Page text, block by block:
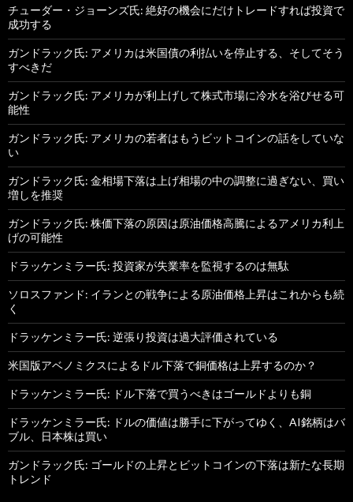
チューダー・ジョーンズ氏: 絶好の機会にだけトレードすれば投資で
成功する
ガンドラック氏: アメリカは米国債の利払いを停止する、そしてそう
すべきだ
ガンドラック氏: アメリカが利上げして株式市場に冷水を浴びせる可
能性
ガンドラック氏: アメリカの若者はもうビットコインの話をしていな
い
ガンドラック氏: 金相場下落は上げ相場の中の調整に過ぎない、買い
増しを推奨
ガンドラック氏: 株価下落の原因は原油価格高騰によるアメリカ利上
げの可能性
ドラッケンミラー氏: 投資家が失業率を監視するのは無駄
ソロスファンド: イランとの戦争による原油価格上昇はこれからも続
く
ドラッケンミラー氏: 逆張り投資は過大評価されている
米国版アベノミクスによるドル下落で銅価格は上昇するのか？
ドラッケンミラー氏: ドル下落で買うべきはゴールドよりも銅
ドラッケンミラー氏: ドルの価値は勝手に下がってゆく、AI銘柄はバ
ブル、日本株は買い
ガンドラック氏: ゴールドの上昇とビットコインの下落は新たな長期
トレンド